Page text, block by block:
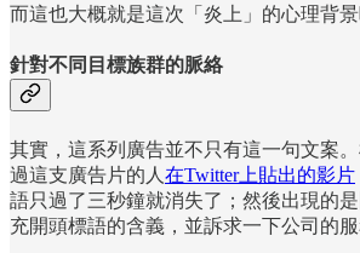
而這也大概就是這次「炎上」的心理背景
針對不同目標族群的脈絡
其實，這系列廣告並不只有這一句文案
過這支廣告片的人 在Twitter上貼出的影片
語只過了三秒鐘就消失了；然後出現的
充開頭標語的含義，並訴求一下公司的服